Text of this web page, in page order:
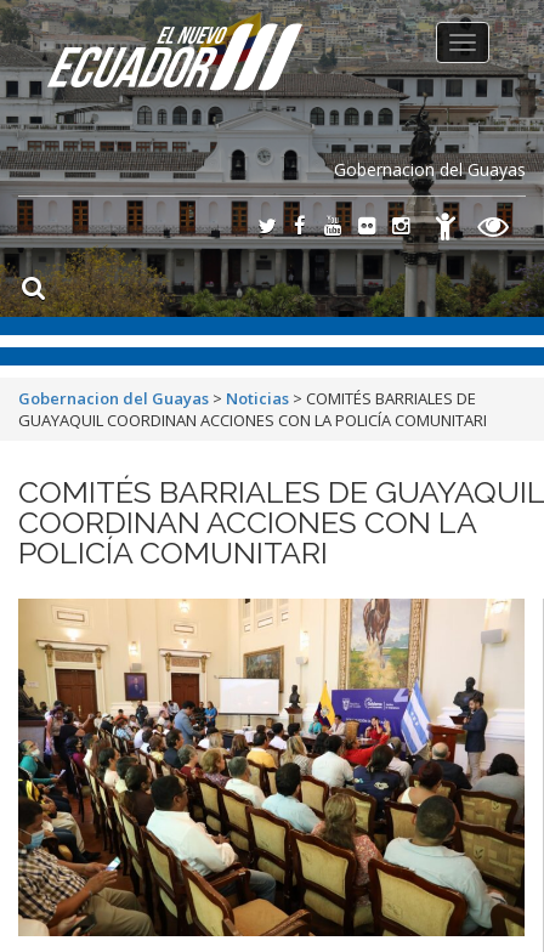
Gobernacion del Guayas
Toggle
navigation
Gobernacion del Guayas > Noticias > COMITÉS BARRIALES DE
GUAYAQUIL COORDINAN ACCIONES CON LA POLICÍA COMUNITARI
COMITÉS BARRIALES DE GUAYAQUIL
COORDINAN ACCIONES CON LA
POLICÍA COMUNITARI